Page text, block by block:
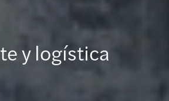
y logística